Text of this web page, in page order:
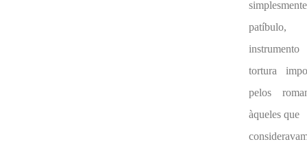
simplesmente
patíbulo,
instrumento
tortura
pelos
àqueles que